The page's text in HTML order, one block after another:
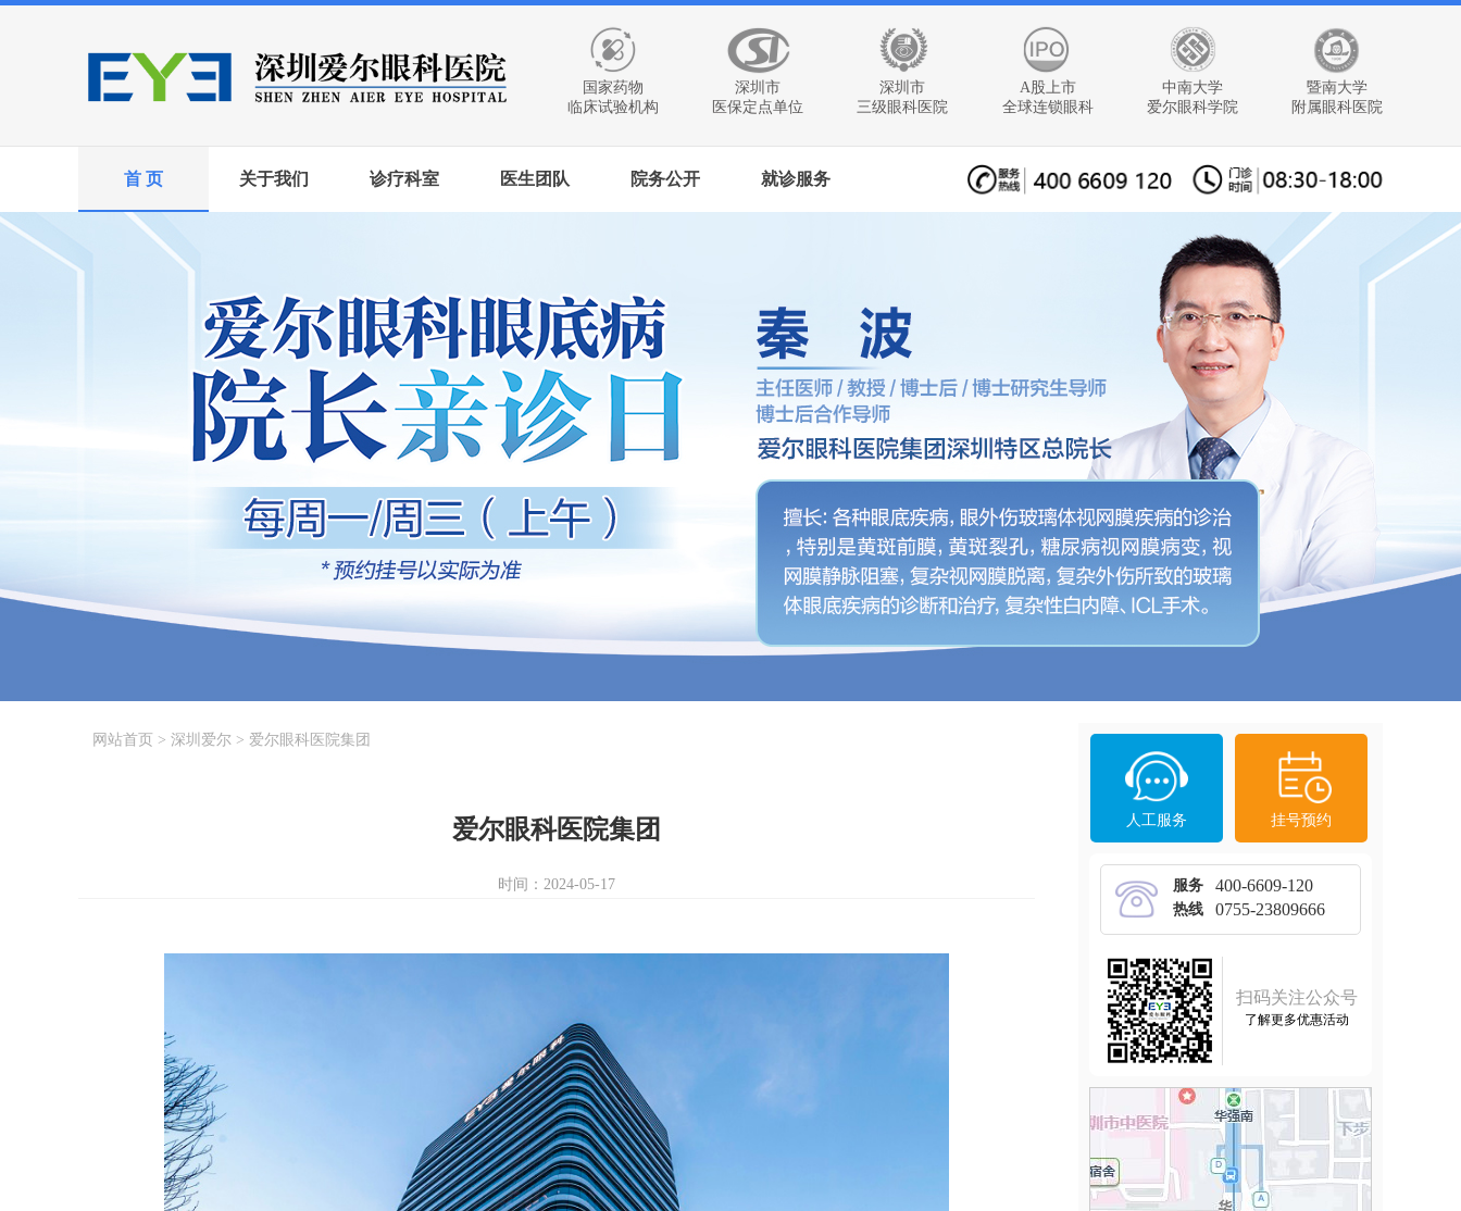
国家药物
临床试验机构
深圳市
医保定点单位
深圳市
三级眼科医院
A股上市
全球连锁眼科
中南大学
爱尔眼科学院
暨南大学
附属眼科医院
首 页 关于我们 诊疗科室 医生团队 院务公开 就诊服务
网站首页 > 深圳爱尔 > 爱尔眼科医院集团
爱尔眼科医院集团
时间：2024-05-17
人工服务 挂号预约
服务
热线
400-6609-120
0755-23809666
扫码关注公众号
了解更多优惠活动